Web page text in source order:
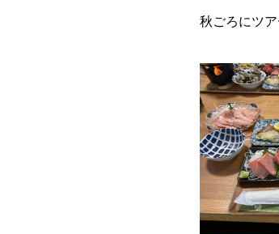
秋ごろにツ